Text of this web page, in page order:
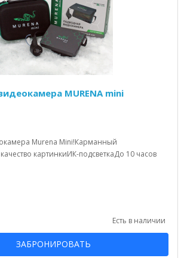
MURENA mini
Murena Mini!Карманный
картинкиИК-подсветкаДо 10 часов
Есть в наличии
ЗАБРОНИРОВАТЬ